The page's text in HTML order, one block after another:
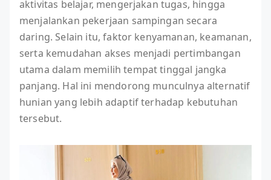
aktivitas belajar, mengerjakan tugas, hingga
menjalankan pekerjaan sampingan secara
daring. Selain itu, faktor kenyamanan, keamanan,
serta kemudahan akses menjadi pertimbangan
utama dalam memilih tempat tinggal jangka
panjang. Hal ini mendorong munculnya alternatif
hunian yang lebih adaptif terhadap kebutuhan
tersebut.